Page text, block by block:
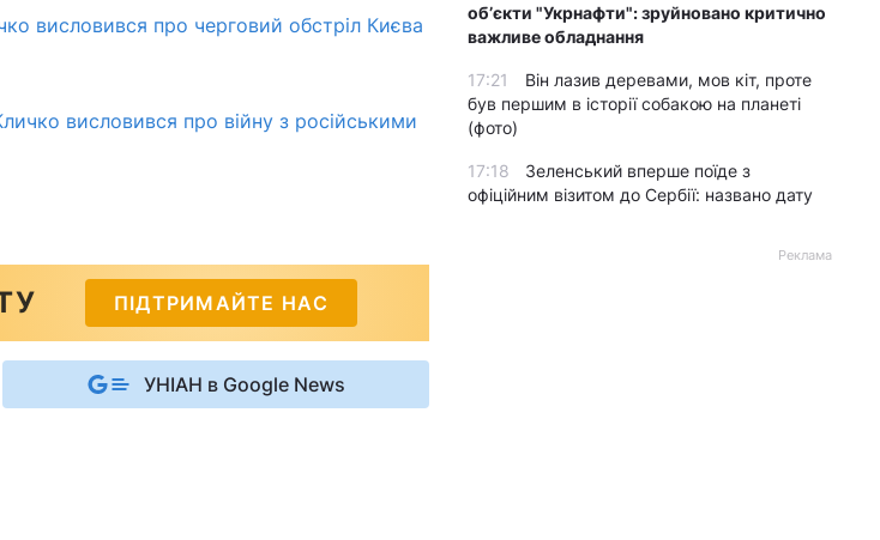
висловився про черговий обстріл Києва
висловився про війну з російськими
ПІДТРИМАЙТЕ НАС
УНІАН в Google News
обʼєкти "Укрнафти": зруйновано критично
важливе обладнання
17:21
Він лазив деревами, мов кіт, проте
був першим в історії собакою на планеті
(фото)
17:18
Зеленський вперше поїде з
офіційним візитом до Сербії: названо дату
Реклама